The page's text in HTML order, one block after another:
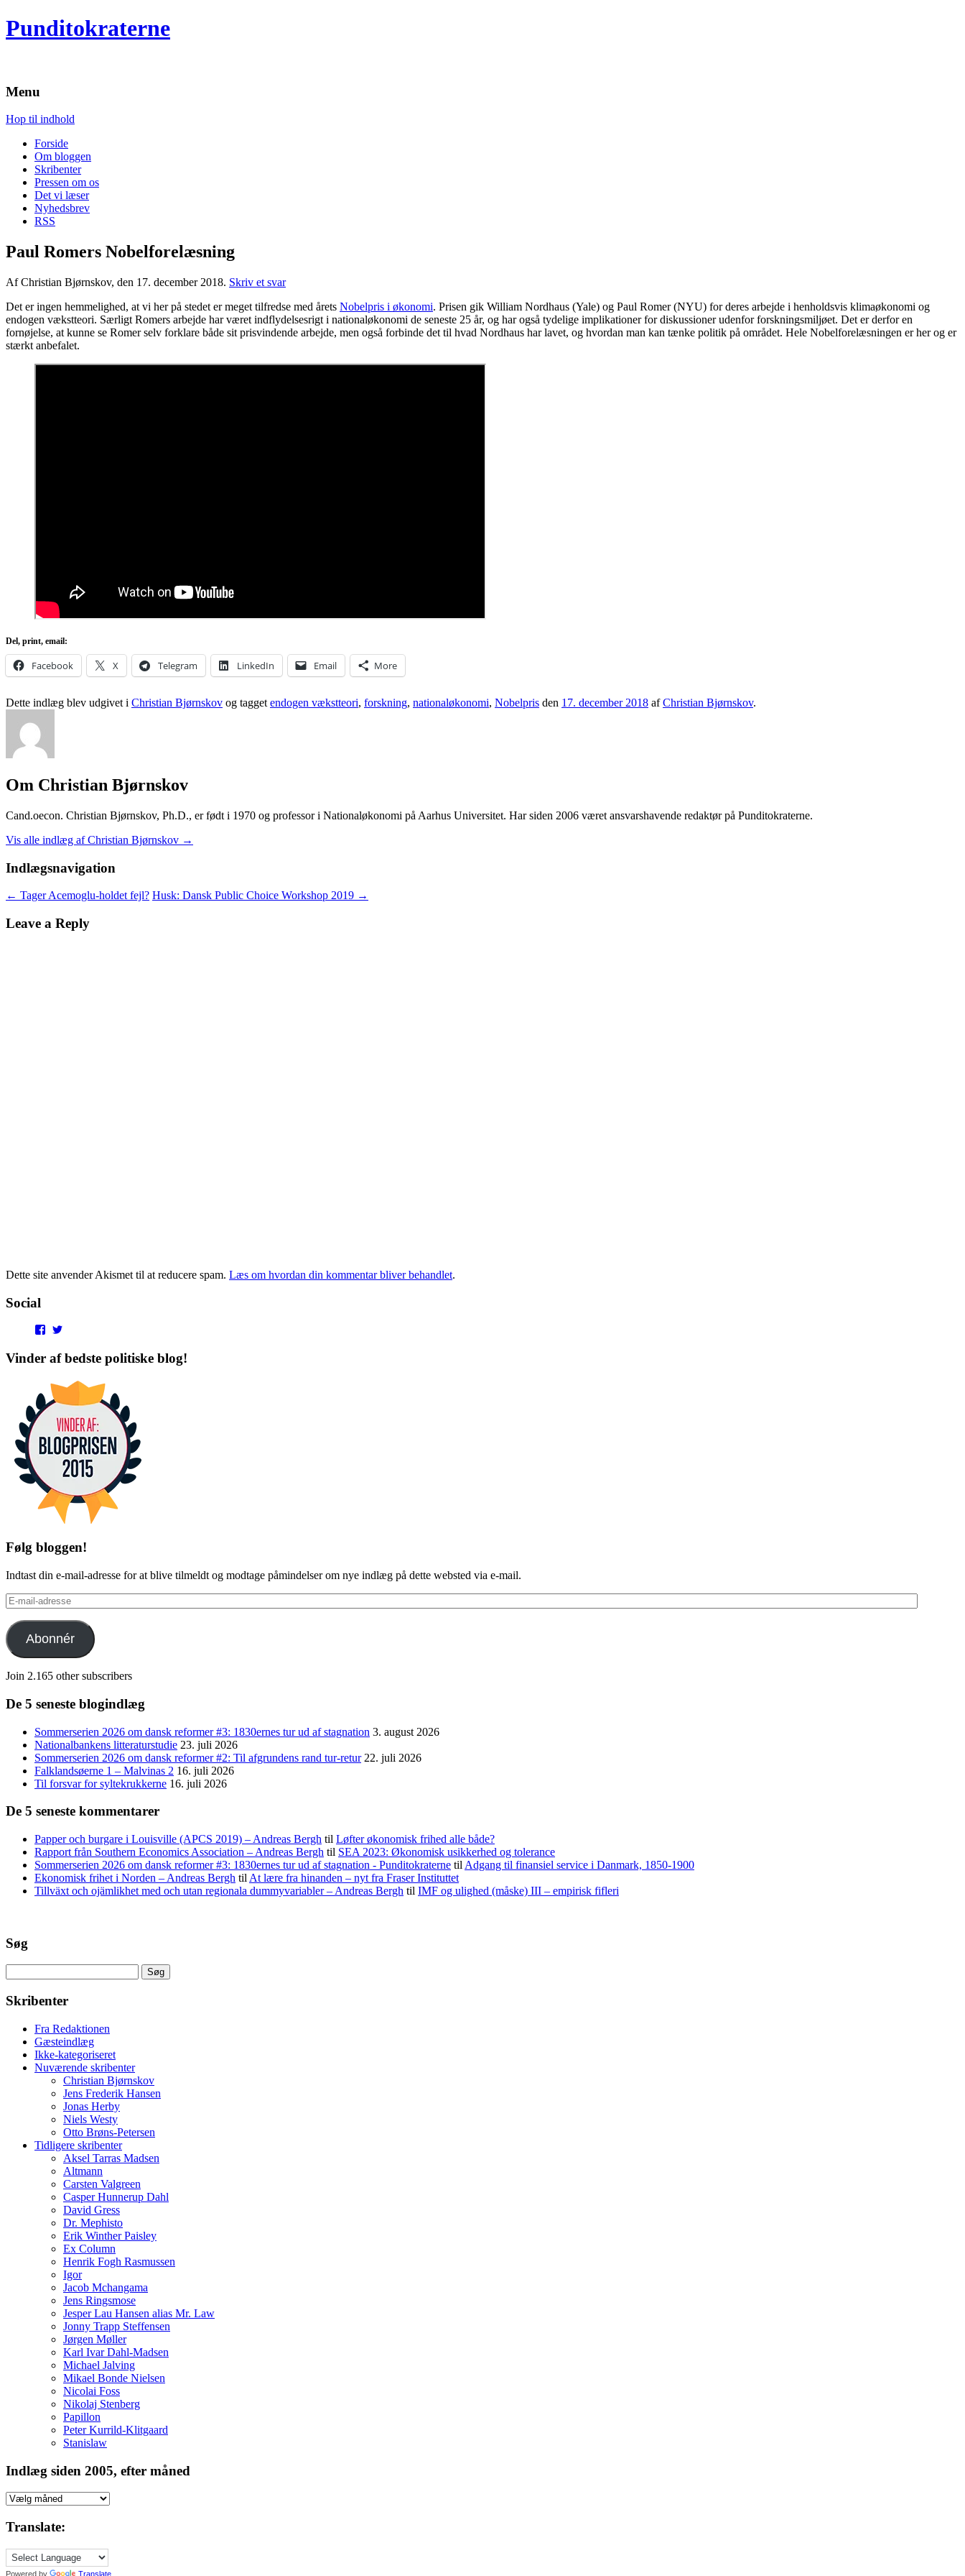
Punditokraterne
Menu
Hop til indhold
Forside
Om bloggen
Skribenter
Pressen om os
Det vi læser
Nyhedsbrev
RSS
Paul Romers Nobelforelæsning
Af Christian Bjørnskov, den 17. december 2018. Skriv et svar
Det er ingen hemmelighed, at vi her på stedet er meget tilfredse med årets Nobelpris i økonomi. Prisen gik William Nordhaus (Yale) og Paul Romer (NYU) for deres arbejde i henholdsvis klimaøkonomi og
endogen vækstteori. Særligt Romers arbejde har været indflydelsesrigt i nationaløkonomi de seneste 25 år, og har også tydelige implikationer for diskussioner udenfor forskningsmiljøet. Det er derfor en
fornøjelse, at kunne se Romer selv forklare både sit prisvindende arbejde, men også forbinde det til hvad Nordhaus har lavet, og hvordan man kan tænke politik på området. Hele Nobelforelæsningen er her og er
stærkt anbefalet.
Del, print, email:
Facebook X Telegram LinkedIn Email More
Dette indlæg blev udgivet i Christian Bjørnskov og tagget endogen vækstteori, forskning, nationaløkonomi, Nobelpris den 17. december 2018 afChristian Bjørnskov.
Om Christian Bjørnskov
Cand.oecon. Christian Bjørnskov, Ph.D., er født i 1970 og professor i Nationaløkonomi på Aarhus Universitet. Har siden 2006 været ansvarshavende redaktør på Punditokraterne.
Vis alle indlæg af Christian Bjørnskov →
Indlægsnavigation
← Tager Acemoglu-holdet fejl? Husk: Dansk Public Choice Workshop 2019 →
Leave a Reply
Dette site anvender Akismet til at reducere spam. Læs om hvordan din kommentar bliver behandlet.
Social
View
profile
on
profile
on
Vinder af bedste politiske blog!
Følg bloggen!
Indtast din e-mail-adresse for at blive tilmeldt og modtage påmindelser om nye indlæg på dette websted via e-mail.
E-
mail-
adresse
Abonnér
Join 2.165 other subscribers
De 5 seneste blogindlæg
Sommerserien 2026 om dansk reformer #3: 1830ernes tur ud af stagnation 3. august 2026
Nationalbankens litteraturstudie 23. juli 2026
Sommerserien 2026 om dansk reformer #2: Til afgrundens rand tur-retur 22. juli 2026
Falklandsøerne 1 – Malvinas 2 16. juli 2026
Til forsvar for syltekrukkerne 16. juli 2026
De 5 seneste kommentarer
Papper och burgare i Louisville (APCS 2019) – Andreas Bergh til Løfter økonomisk frihed alle både?
Rapport från Southern Economics Association – Andreas Bergh til SEA 2023: Økonomisk usikkerhed og tolerance
Sommerserien 2026 om dansk reformer #3: 1830ernes tur ud af stagnation - Punditokraterne til Adgang til finansiel service i Danmark, 1850-1900
Ekonomisk frihet i Norden – Andreas Bergh til At lære fra hinanden – nyt fra Fraser Instituttet
Tillväxt och ojämlikhet med och utan regionala dummyvariabler – Andreas Bergh til IMF og ulighed (måske) III – empirisk fifleri
Søg
efter:
Skribenter
Fra Redaktionen
Gæsteindlæg
Ikke-kategoriseret
Nuværende skribenter
Christian Bjørnskov
Jens Frederik Hansen
Jonas Herby
Niels Westy
Otto Brøns-Petersen
Tidligere skribenter
Aksel Tarras Madsen
Altmann
Carsten Valgreen
Casper Hunnerup Dahl
David Gress
Dr. Mephisto
Erik Winther Paisley
Ex Column
Henrik Fogh Rasmussen
Igor
Jacob Mchangama
Jens Ringsmose
Jesper Lau Hansen alias Mr. Law
Jonny Trapp Steffensen
Jørgen Møller
Karl Ivar Dahl-Madsen
Michael Jalving
Mikael Bonde Nielsen
Nicolai Foss
Nikolaj Stenberg
Papillon
Peter Kurrild-Klitgaard
Stanislaw
Indlæg siden 2005, efter måned
Indlæg
2005,
måned
Translate:
Powered by Translate